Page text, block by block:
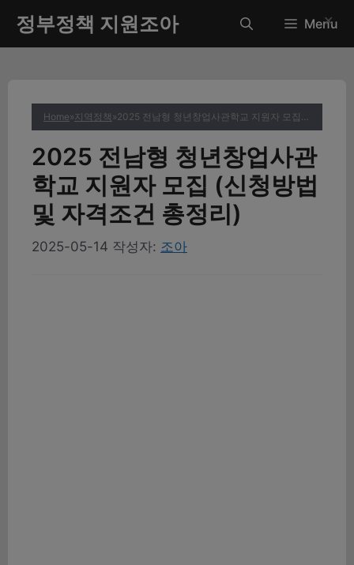
츠
정부정책 지원조아 Menu
Home»지역정책 » 2025 전남형 청년창업사관학교 지원자 모집 (신청방법 및 자격조건 총정리)
2025 전남형 청년창업사관
학교 지원자 모집 (신청방법
및 자격조건 총정리)
2025-05-14 작성자: 조아
✕